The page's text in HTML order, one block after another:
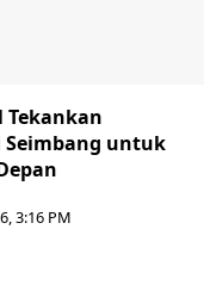
Tekankan
Seimbang untuk
3:16 PM